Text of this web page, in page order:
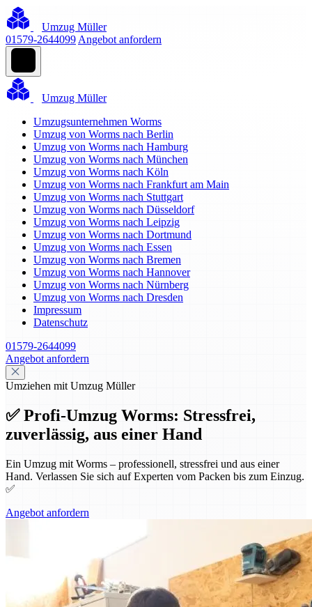
Umzug Müller
01579-2644099 Angebot anfordern
Umzug Müller
Umzugsunternehmen Worms
Umzug von Worms nach Berlin
Umzug von Worms nach Hamburg
Umzug von Worms nach München
Umzug von Worms nach Köln
Umzug von Worms nach Frankfurt am Main
Umzug von Worms nach Stuttgart
Umzug von Worms nach Düsseldorf
Umzug von Worms nach Leipzig
Umzug von Worms nach Dortmund
Umzug von Worms nach Essen
Umzug von Worms nach Bremen
Umzug von Worms nach Hannover
Umzug von Worms nach Nürnberg
Umzug von Worms nach Dresden
Impressum
Datenschutz
01579-2644099
Angebot anfordern
Umziehen mit Umzug Müller
✅ Profi-Umzug Worms: Stressfrei,
zuverlässig, aus einer Hand
Ein Umzug mit Worms – professionell, stressfrei und aus einer
Hand. Verlassen Sie sich auf Experten vom Packen bis zum Einzug.
✅
Angebot anfordern